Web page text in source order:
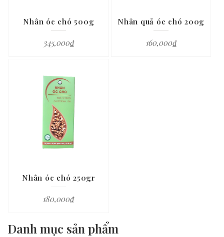
Danh mục sản phẩm
Nhân óc chó 500g
345,000₫
Nhân quả óc chó 200g
160,000₫
Nhân óc chó 250gr
180,000₫